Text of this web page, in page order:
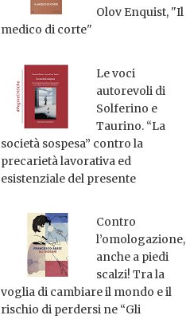
Olov Enquist, "Il
medico di corte"
Le voci
autorevoli di
Solferino e
Taurino. “La
società sospesa” contro la
precarietà lavorativa ed
esistenziale del presente
Contro
l’omologazione,
anche a piedi
scalzi! Tra la
voglia di cambiare il mondo e il
rischio di perdersi ne “Gli